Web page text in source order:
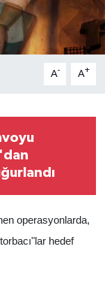
A- A+
operasyonlarda,
hedef